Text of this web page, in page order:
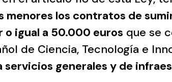
menores los contratos de
igual a 50.000 euros que se
de Ciencia, Tecnología e
servicios generales y de